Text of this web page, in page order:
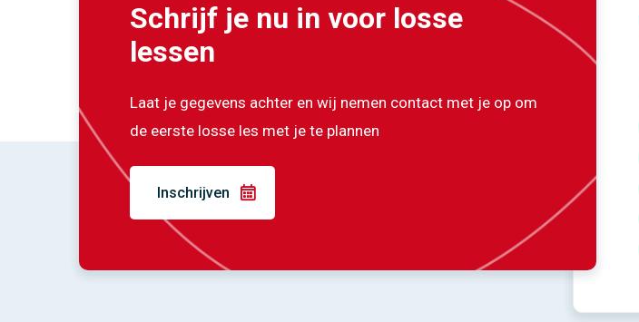
Schrijf je nu in voor losse
lessen
Laat je gegevens achter en wij nemen contact met je op om
de eerste losse les met je te plannen
Inschrijven